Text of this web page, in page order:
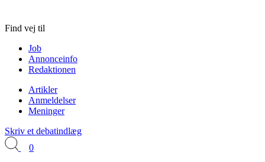
Find vej til
Job
Annonceinfo
Redaktionen
Artikler
Anmeldelser
Meninger
Skriv et debatindlæg
0